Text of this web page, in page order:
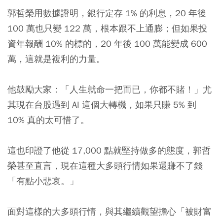
郭哲榮用數據證明，銀行定存 1% 的利息，20 年後
100 萬也只變 122 萬，根本跟不上通膨；但如果投
資年報酬 10% 的標的，20 年後 100 萬能變成 600
萬，這就是複利的力量。
他鼓勵大家：「人生就命一把而已，你都不賭！」尤
其現在台股遇到 AI 這個大轉機，如果只賺 5% 到
10% 真的太可惜了。
這也印證了他從 17,000 點就堅持做多的態度，郭哲
榮甚至直言，現在這種大多頭行情如果還賺不了錢
「有點小悲哀。」
面對這樣的大多頭行情，與其繼續觀望擔心「被財富